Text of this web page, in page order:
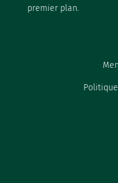
premier plan.